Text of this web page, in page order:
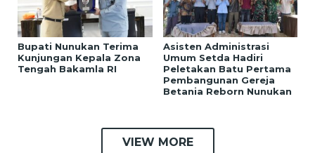
Bupati Nunukan Terima
Kunjungan Kepala Zona
Tengah Bakamla RI
Asisten Administrasi
Umum Setda Hadiri
Peletakan Batu Pertama
Pembangunan Gereja
Betania Reborn Nunukan
VIEW MORE